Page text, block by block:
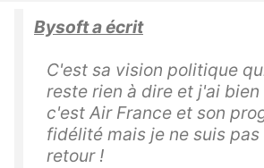
Bysoft a écrit
C'est sa vision politique
reste rien à dire et j'ai
c'est Air France et son
fidélité mais je ne suis
retour !